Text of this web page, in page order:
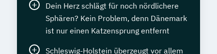
Dein Herz schlägt für noch nördlichere
Sphären? Kein Problem, denn Dänemark
ist nur einen Katzensprung entfernt
Schleswig-Holstein überzeugt vor allem